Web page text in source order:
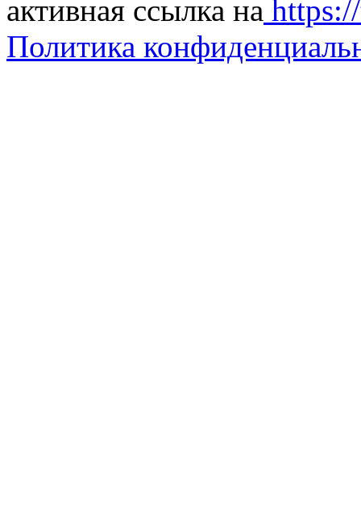
активная ссылка на
Политика